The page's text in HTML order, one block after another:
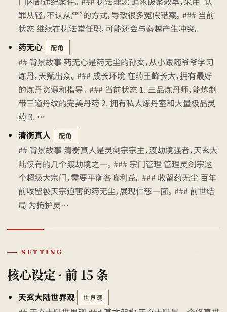
罪从轻，不认从严”的方式，导致很多冤假错案。 ### 当前
状态 继续在执法堂任职，可能还会与秦越产生冲突。
药无心
配角
## 背景故事 药无心是药无尘的孙女，从小跟随爷爷学习
炼丹，天赋出众。 ### 成长环境 在药王峰长大，拥有最好
的炼丹资源和指导。 ### 当前状态 1. 三品炼丹师，能炼制
带三道丹纹的完美丹药 2. 拥有私人炼丹室和大量极品灵
药 3. …
清衡真人
配角
## 背景故事 清衡真人是灵剑宗宗主，渡劫境强者，天玄大
陆仅有的几个渡劫境之一。 ### 宗门管理 管理灵剑宗这
个超级大宗门，需要平衡各峰利益。 ### 收留药无尘 百年
前收留被天宗迫害的药无尘，展现仁慈一面。 ### 前世结
局 为掩护灵…
SETTING
核心设定 · 前 15 条
天玄大陆世界观 世界观